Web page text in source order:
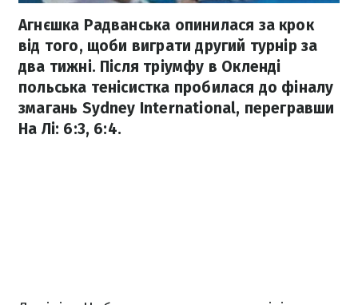
Агнєшка Радванська опинилася за крок
від того, щоби виграти другий турнір за
два тижні. Після тріумфу в Окленді
польська тенісистка пробилася до фіналу
змагань Sydney International, перегравши
На Лі: 6:3, 6:4.